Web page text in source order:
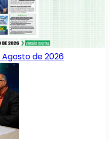
de 2026